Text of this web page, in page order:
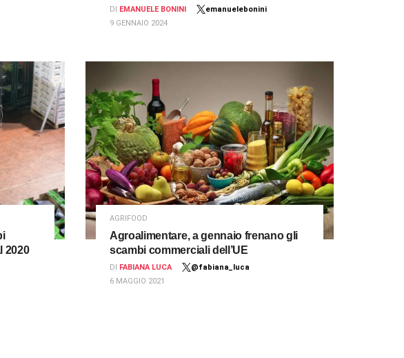
DI EMANUELE BONINI
emanuelebonini
9 GENNAIO 2024
2020
AGRIFOOD
Agroalimentare, a gennaio frenano gli
scambi commerciali dell’UE
DI FABIANA LUCA
@fabiana_luca
6 MAGGIO 2021